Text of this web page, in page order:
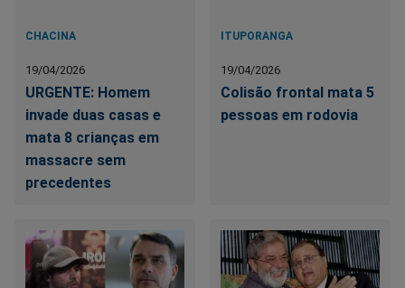
CHACINA
19/04/2026
URGENTE: Homem
invade duas casas e
mata 8 crianças em
massacre sem
precedentes
ITUPORANGA
19/04/2026
Colisão frontal mata 5
pessoas em rodovia